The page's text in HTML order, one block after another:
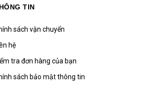
TIN
sách vận chuyển
hệ
tra đơn hàng của bạn
sách bảo mật thông tin